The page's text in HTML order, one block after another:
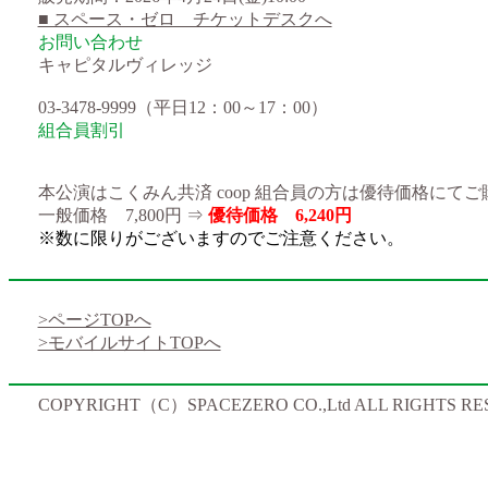
■ スペース・ゼロ チケットデスクへ
お問い合わせ
キャピタルヴィレッジ
03-3478-9999（平日12：00～17：00）
組合員割引
本公演はこくみん共済 coop 組合員の方は優待価格にてご
一般価格 7,800円 ⇒ 優待価格 6,240円
※数に限りがございますのでご注意ください。
>ページTOPへ
>モバイルサイトTOPへ
COPYRIGHT（C）SPACEZERO CO.,Ltd ALL RIGHTS